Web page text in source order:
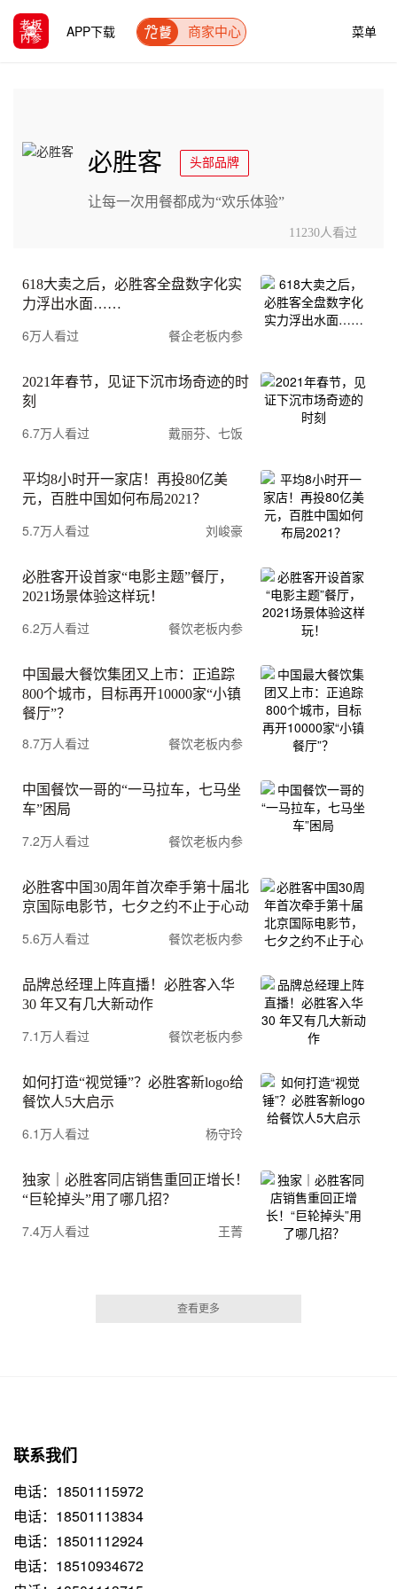
菜单
APP下载 商家中心
必胜客 头部品牌
让每一次用餐都成为“欢乐体验”
11230人看过
618大卖之后，必胜客全盘数字化实
力浮出水面……
6万人看过 餐企老板内参
2021年春节，见证下沉市场奇迹的时
刻
6.7万人看过 戴丽芬、七饭
平均8小时开一家店！再投80亿美
元，百胜中国如何布局2021？
5.7万人看过 刘峻豪
必胜客开设首家“电影主题”餐厅，
2021场景体验这样玩！
6.2万人看过 餐饮老板内参
中国最大餐饮集团又上市：正追踪
800个城市，目标再开10000家“小镇
餐厅”？
8.7万人看过 餐饮老板内参
中国餐饮一哥的“一马拉车，七马坐
车”困局
7.2万人看过 餐饮老板内参
必胜客中国30周年首次牵手第十届北
京国际电影节，七夕之约不止于心动
5.6万人看过 餐饮老板内参
品牌总经理上阵直播！必胜客入华
30 年又有几大新动作
7.1万人看过 餐饮老板内参
如何打造“视觉锤”？必胜客新logo给
餐饮人5大启示
6.1万人看过 杨守玲
独家｜必胜客同店销售重回正增长！
“巨轮掉头”用了哪几招？
7.4万人看过 王菁
查看更多
联系我们
电话：18501115972
电话：18501113834
电话：18501112924
电话：18510934672